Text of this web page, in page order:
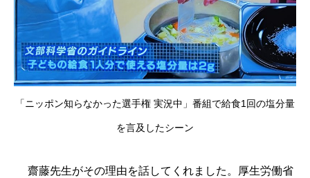
「ニッポン知らなかった選手権 実況中」番組で給食1回の塩分量
を言及したシーン
齋藤先生がその理由を話してくれました。厚生労働省